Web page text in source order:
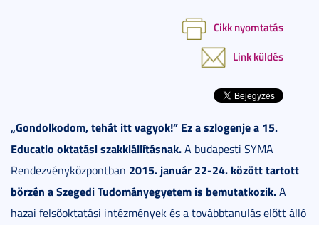
Cikk nyomtatás
Link küldés
„Gondolkodom, tehát itt vagyok!” Ez a szlogenje a 15.
Educatio oktatási szakkiállításnak.A budapesti SYMA
Rendezvényközpontban 2015. január 22-24. között tartott
börzén a Szegedi Tudományegyetem is bemutatkozik.A
hazai felsőoktatási intézmények és a továbbtanulás előtt álló